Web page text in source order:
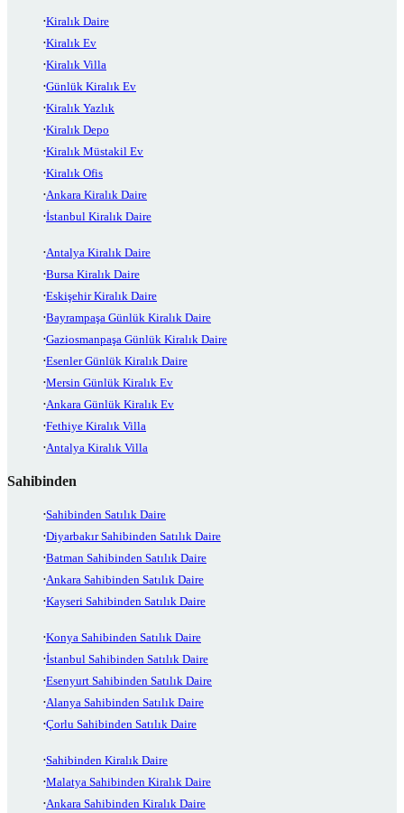
Kiralık Daire
Kiralık Ev
Kiralık Villa
Günlük Kiralık Ev
Kiralık Yazlık
Kiralık Depo
Kiralık Müstakil Ev
Kiralık Ofis
Ankara Kiralık Daire
İstanbul Kiralık Daire
Antalya Kiralık Daire
Bursa Kiralık Daire
Eskişehir Kiralık Daire
Bayrampaşa Günlük Kiralık Daire
Gaziosmanpaşa Günlük Kiralık Daire
Esenler Günlük Kiralık Daire
Mersin Günlük Kiralık Ev
Ankara Günlük Kiralık Ev
Fethiye Kiralık Villa
Antalya Kiralık Villa
Sahibinden
Sahibinden Satılık Daire
Diyarbakır Sahibinden Satılık Daire
Batman Sahibinden Satılık Daire
Ankara Sahibinden Satılık Daire
Kayseri Sahibinden Satılık Daire
Konya Sahibinden Satılık Daire
İstanbul Sahibinden Satılık Daire
Esenyurt Sahibinden Satılık Daire
Alanya Sahibinden Satılık Daire
Çorlu Sahibinden Satılık Daire
Sahibinden Kiralık Daire
Malatya Sahibinden Kiralık Daire
Ankara Sahibinden Kiralık Daire